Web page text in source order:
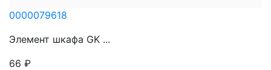
0000079618
Элемент шкафа GK ...
66 ₽